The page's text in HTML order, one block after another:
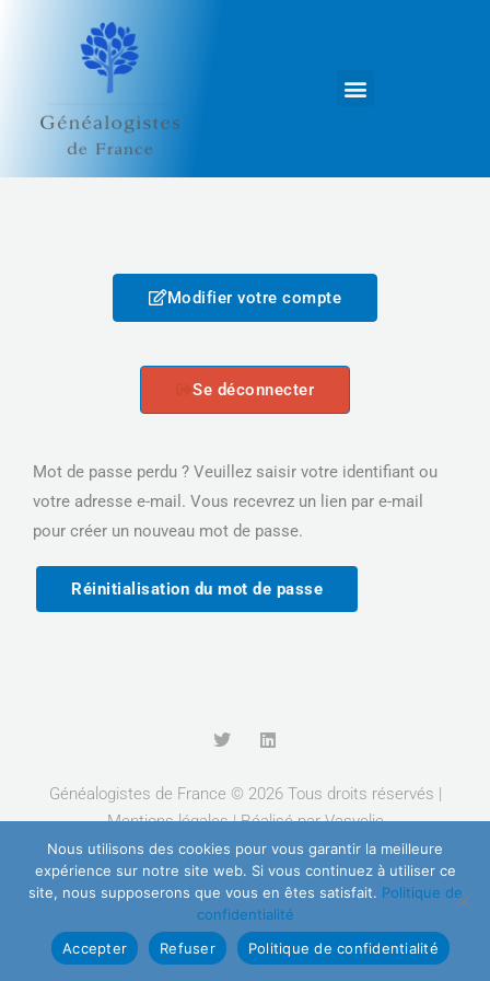
Modifier votre compte
Se déconnecter
Mot de passe perdu ? Veuillez saisir votre identifiant ou
votre adresse e-mail. Vous recevrez un lien par e-mail
pour créer un nouveau mot de passe.
Réinitialisation du mot de passe
T
t
e
r
L
i
k
d
i
n
Généalogistes de France © 2026 Tous droits réservés |
Mentions légales| Réalisé parVasyclic
Nous utilisons des cookies pour vous garantir la meilleure
expérience sur notre site web. Si vous continuez à utiliser ce
site, nous supposerons que vous en êtes satisfait. Politique de
confidentialité
Accepter
Refuser Politique de confidentialité